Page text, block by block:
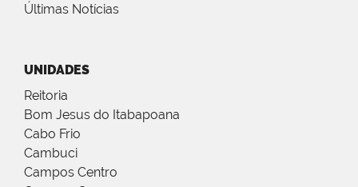
Últimas Notícias
UNIDADES
Reitoria
Bom Jesus do Itabapoana
Cabo Frio
Cambuci
Campos Centro